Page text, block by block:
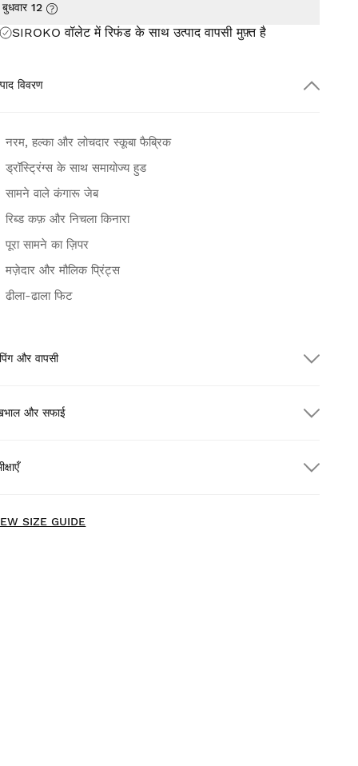
SIROKO वॉलेट में रिफंड के साथ उत्पाद वापसीमुफ़्तहै
बुधवार 12
विवरण
नरम, हल्का और लोचदार स्कूबा फैब्रिक
ड्रॉस्ट्रिंग्स के साथ समायोज्य हुड
सामने वाले कंगारू जेब
रिब्ड कफ़ और निचला किनारा
पूरा सामने का ज़िपर
मज़ेदार और मौलिक प्रिंट्स
ढीला-ढाला फिट
और वापसी
डिलीवरी मुफ़्त
और सफाई
SIZE GUIDE